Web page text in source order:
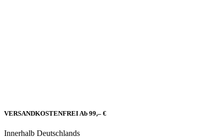
VERSANDKOSTENFREI Ab 99,– €
Innerhalb Deutschlands